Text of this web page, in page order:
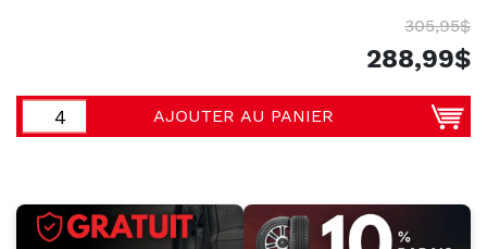
305,95$
288,99$
AJOUTER AU PANIER